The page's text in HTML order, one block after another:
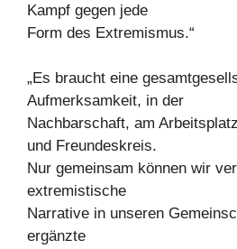
Kampf gegen jede
Form des Extremismus.“
„Es braucht eine
Aufmerksamkeit, in der
Nachbarschaft, am
und Freundeskreis.
Nur gemeinsam können wir
extremistische
Narrative in unseren
ergänzte